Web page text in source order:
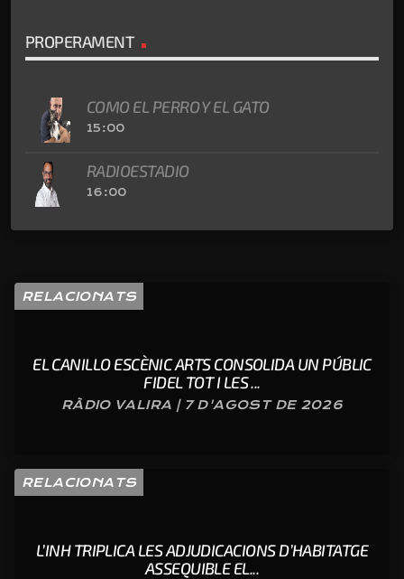
PROPERAMENT
COMO EL PERRO Y EL GATO
15:00
RADIOESTADIO
16:00
RELACIONATS
EL CANILLO ESCÈNIC ARTS CONSOLIDA UN PÚBLIC
FIDEL TOT I LES ...
RÀDIO VALIRA | 7 D'AGOST DE 2026
RELACIONATS
L’INH TRIPLICA LES ADJUDICACIONS D’HABITATGE
ASSEQUIBLE EL...